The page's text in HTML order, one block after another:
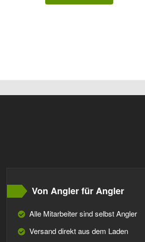
Von Angler für Angler
Alle Mitarbeiter sind selbst Angler
Versand direkt aus dem Laden